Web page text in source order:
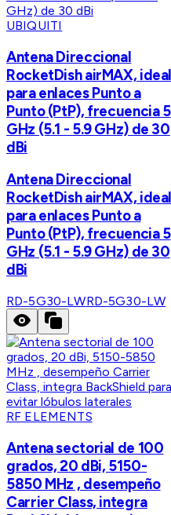
UBIQUITI
Antena Direccional
RocketDish airMAX, ideal
para enlaces Punto a
Punto (PtP), frecuencia 5
GHz (5.1 - 5.9 GHz) de 30
dBi
Antena Direccional
RocketDish airMAX, ideal
para enlaces Punto a
Punto (PtP), frecuencia 5
GHz (5.1 - 5.9 GHz) de 30
dBi
RD-5G30-LWRD-5G30-LW
RF ELEMENTS
Antena sectorial de 100
grados, 20 dBi, 5150-
5850 MHz , desempeño
Carrier Class, integra